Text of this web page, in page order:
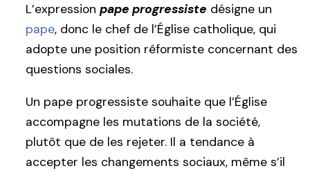
L’expression pape progressiste désigne un
pape, donc le chef de l’Église catholique, qui
adopte une position réformiste concernant des
questions sociales.
Un pape progressiste souhaite que l’Église
accompagne les mutations de la société,
plutôt que de les rejeter. Il a tendance à
accepter les changements sociaux, même s’il